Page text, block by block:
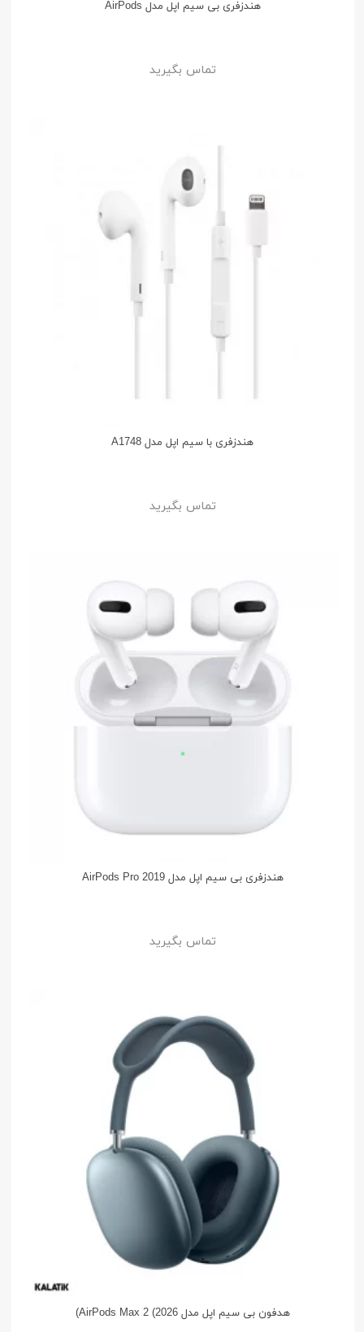
هندزفری بی سیم اپل مدل AirPods
تماس بگیرید
هندزفری با سیم اپل مدل A1748
تماس بگیرید
هندزفری بی سیم اپل مدل AirPods Pro 2019
تماس بگیرید
هدفون بی سیم اپل مدل AirPods Max 2 (2026)